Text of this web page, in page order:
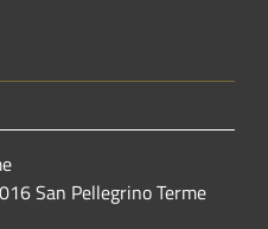
San Pellegrino Terme